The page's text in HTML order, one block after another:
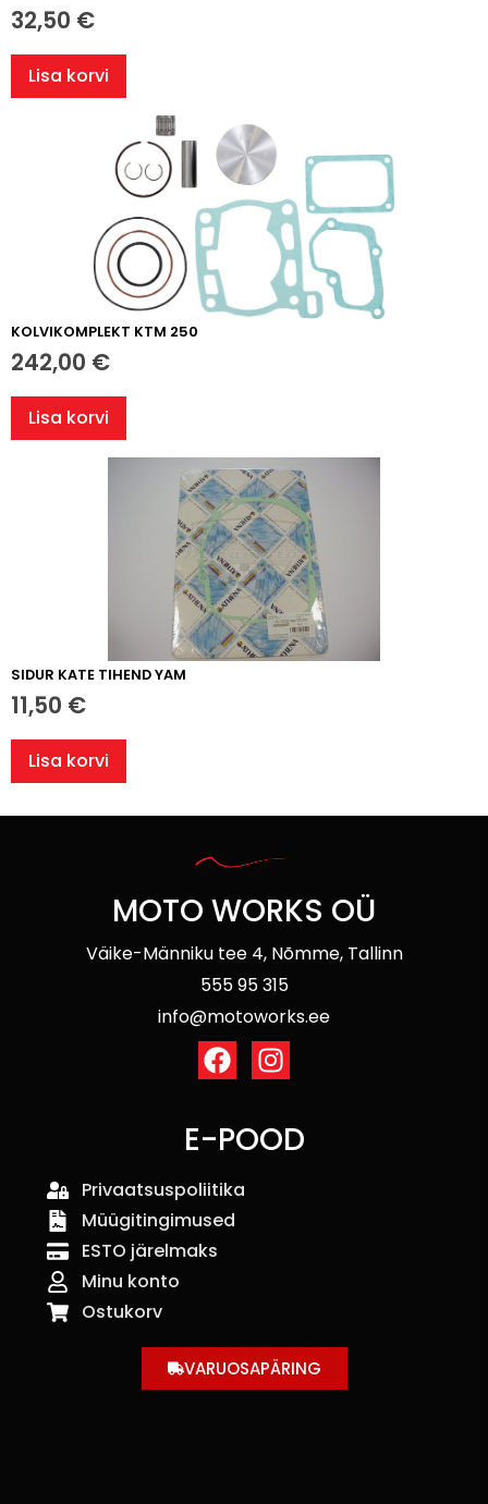
32,50 €
Lisa korvi
KOLVIKOMPLEKT KTM 250
242,00 €
Lisa korvi
SIDUR KATE TIHEND YAM
11,50 €
Lisa korvi
MOTO WORKS OÜ
Väike-Männiku tee 4, Nõmme, Tallinn
555 95 315
info@motoworks.ee
E-POOD
Privaatsuspoliitika
Müügitingimused
ESTO järelmaks
Minu konto
Ostukorv
VARUOSAPÄRING